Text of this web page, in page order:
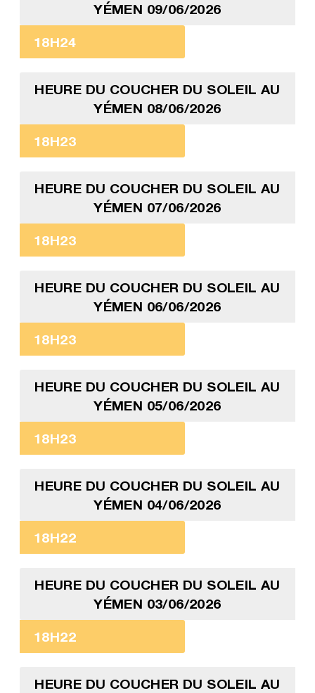
YÉMEN 09/06/2026
18H24
HEURE DU COUCHER DU SOLEIL AU
YÉMEN 08/06/2026
18H23
HEURE DU COUCHER DU SOLEIL AU
YÉMEN 07/06/2026
18H23
HEURE DU COUCHER DU SOLEIL AU
YÉMEN 06/06/2026
18H23
HEURE DU COUCHER DU SOLEIL AU
YÉMEN 05/06/2026
18H23
HEURE DU COUCHER DU SOLEIL AU
YÉMEN 04/06/2026
18H22
HEURE DU COUCHER DU SOLEIL AU
YÉMEN 03/06/2026
18H22
HEURE DU COUCHER DU SOLEIL AU